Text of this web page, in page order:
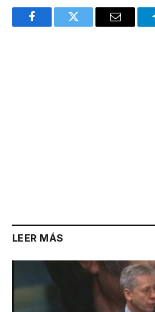
FacebookTwitter Email
LEER MÁS